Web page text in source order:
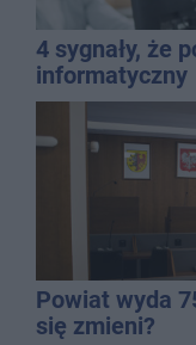
4 sygnały, że
informatyczny
Powiat wyda
się zmieni?